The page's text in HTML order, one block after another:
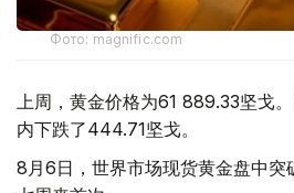
Фото: magnific.com
上周，黄金价格为61 889.33坚戈
内下跌了444.71坚戈。
8月6日，世界市场现货黄金盘中